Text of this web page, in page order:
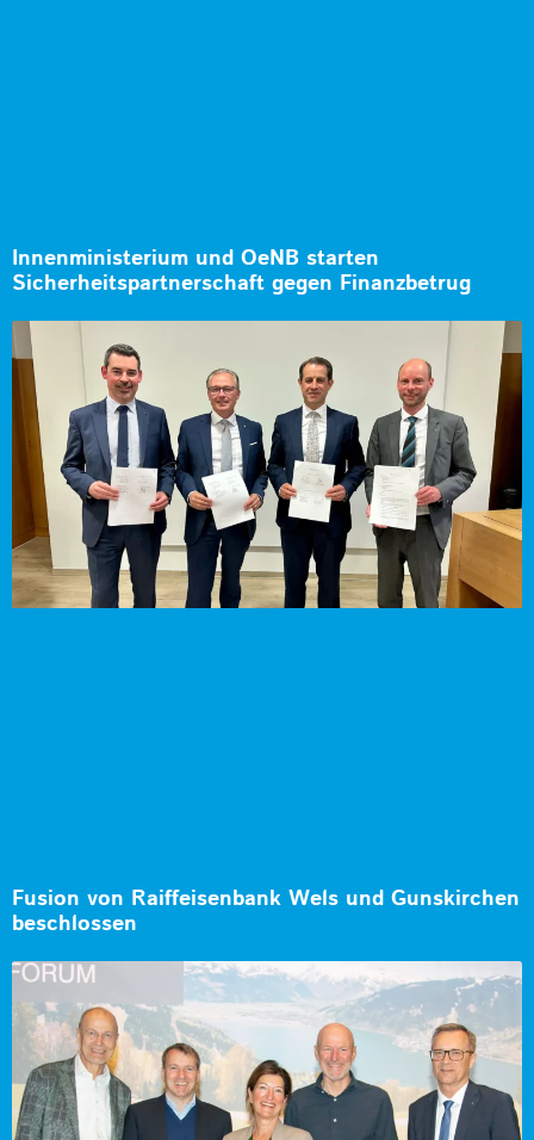
Innenministerium und OeNB starten
Sicherheitspartnerschaft gegen Finanzbetrug
Fusion von Raiffeisenbank Wels und Gunskirchen
beschlossen